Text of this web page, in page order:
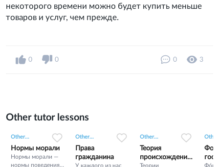
некоторого времени можно будет купить меньше
товаров и услуг, чем прежде.
0 0 0 3
Other tutor lessons
Other...
Нормы морали
Нормы морали —
нормы поведения
Other...
Права
гражданина
У каждого из нас
Other...
Теория
происхождения
Теории